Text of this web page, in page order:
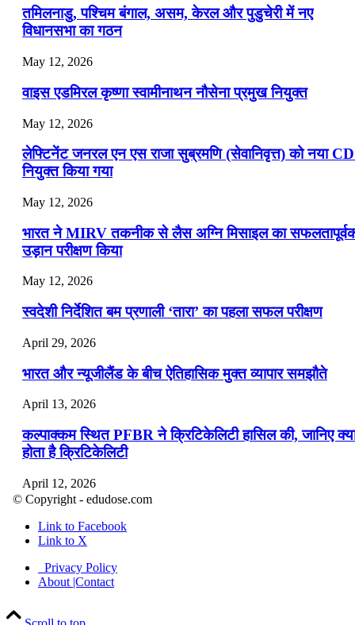
📝 डेली करेंट अफेयर्स: 16-18 जुलाई 2026
तमिलनाडु, पश्चिम बंगाल, असम, केरल और पुडुचेरी में नए
विधानसभा का गठन
May 12, 2026
वाइस एडमिरल कृष्णा स्वामीनाथन नौसेना प्रमुख नियुक्त
May 12, 2026
लेफ्टिनेंट जनरल एन एस राजा सुब्रमणि (सेवानिवृत्त) को नया
नियुक्त किया गया
May 12, 2026
भारत ने MIRV तकनीक से लैस अग्नि मिसाइल का
उड़ान परीक्षण किया
May 12, 2026
स्वदेशी निर्देशित बम प्रणाली ‘तारा’ का पहला सफल परीक्षण
April 29, 2026
भारत और न्यूजीलैंड के बीच ऐतिहासिक मुक्त व्यापार समझौते
April 13, 2026
कल्पाक्कम स्थित PFBR ने क्रिटिकेलिटी हासिल की, जानिए
होता है क्रिटिकेलिटी
April 12, 2026
April 9, 2026
नासा का आर्टेमिस-2 मिशन: मनुष्य एक बार फिर से चंद्रमा के
पहुंचा
© Copyright - edudose.com
Link to Facebook
Link to X
Privacy Policy
About |Contact